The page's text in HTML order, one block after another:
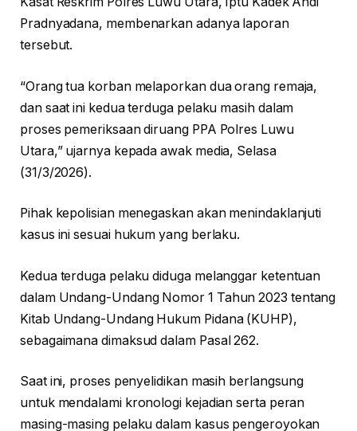
Pradnyadana, membenarkan adanya laporan
tersebut.
“Orang tua korban melaporkan dua orang remaja,
dan saat ini kedua terduga pelaku masih dalam
proses pemeriksaan diruang PPA Polres Luwu
Utara,” ujarnya kepada awak media, Selasa
(31/3/2026).
Pihak kepolisian menegaskan akan menindaklanjuti
kasus ini sesuai hukum yang berlaku.
Kedua terduga pelaku diduga melanggar ketentuan
dalam Undang-Undang Nomor 1 Tahun 2023 tentang
Kitab Undang-Undang Hukum Pidana (KUHP),
sebagaimana dimaksud dalam Pasal 262.
Saat ini, proses penyelidikan masih berlangsung
untuk mendalami kronologi kejadian serta peran
masing-masing pelaku dalam kasus pengeroyokan